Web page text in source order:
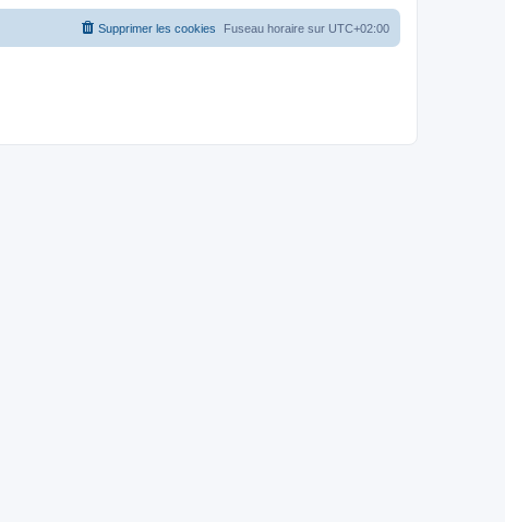
Fuseau horaire sur UTC+02:00
Supprimer les cookies